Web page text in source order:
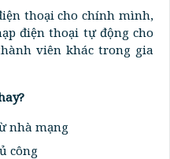
thoại cho chính mình,
điện thoại tự động cho
viên khác trong gia
nhà mạng
công